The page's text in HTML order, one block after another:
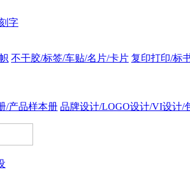
字
不干胶/标签/车贴/名片/卡片 复印打印/标
/产品样本册 品牌设计/LOGO设计/VI设计/